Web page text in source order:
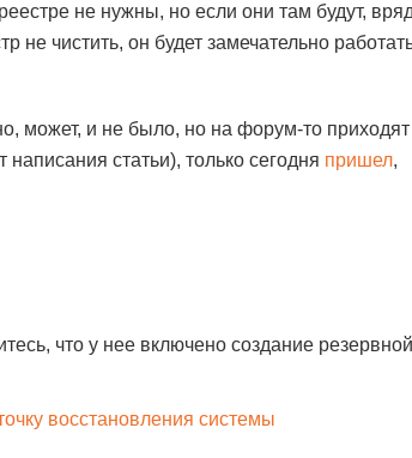
не нужны, но если они там будут,
не чистить, он будет замечательно
может, и не было, но на форум-то приходят
статьи), только сегодня пришел,
что у нее включено создание резервной
восстановления системы